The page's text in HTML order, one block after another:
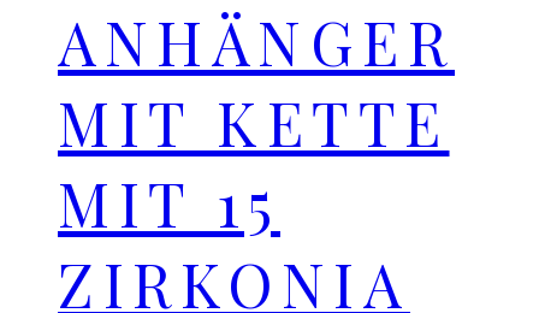
ANHÄNGER
MIT KETTE
MIT 15
ZIRKONIA